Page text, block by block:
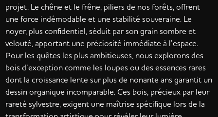
projet. Le chêne et le frêne, piliers de nos forêts, offrent
une force indémodable et une stabilité souveraine. Le
noyer, plus confidentiel, séduit par son grain sombre et
velouté, apportant une préciosité immédiate à l’espace.
Pour les quêtes les plus ambitieuses, nous explorons des
bois d’exception comme les loupes ou des essences rares
dont la croissance lente sur plus de nonante ans garantit un
dessin organique incomparable. Ces bois, précieux par leur
rareté sylvestre, exigent une maîtrise spécifique lors de la